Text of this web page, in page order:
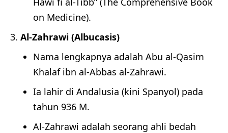
on Medicine).
Al-Zahrawi (Albucasis)
Nama lengkapnya adalah Abu al-Qasim
Khalaf ibn al-Abbas al-Zahrawi.
Ia lahir di Andalusia (kini Spanyol) pada
tahun 936 M.
Al-Zahrawi adalah seorang ahli bedah